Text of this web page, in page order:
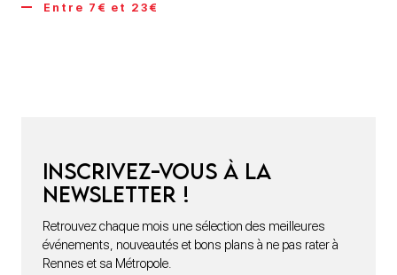
Entre 7€ et 23€
Inscrivez-vous à la
newsletter !
Retrouvez chaque mois une sélection des meilleures
événements, nouveautés et bons plans à ne pas rater à
Rennes et sa Métropole.